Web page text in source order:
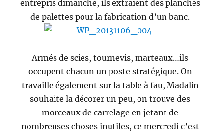
entrepris dimanche, ils extraient des planches
de palettes pour la fabrication d’un banc.
Armés de scies, tournevis, marteaux…ils
occupent chacun un poste stratégique. On
travaille également sur la table à fau, Madalin
souhaite la décorer un peu, on trouve des
morceaux de carrelage en jetant de
nombreuses choses inutiles, ce mercredi c’est